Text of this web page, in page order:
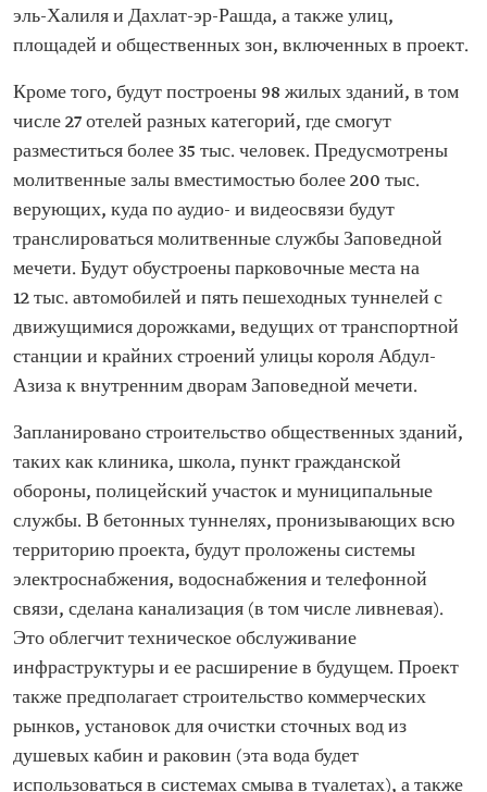
эль-Халиля и Дахлат-эр-Рашда, а также улиц,
площадей и общественных зон, включенных в проект.
Кроме того, будут построены 98 жилых зданий, в том
числе 27 отелей разных категорий, где смогут
разместиться более 35 тыс. человек. Предусмотрены
молитвенные залы вместимостью более 200 тыс.
верующих, куда по аудио- и видеосвязи будут
транслироваться молитвенные службы Заповедной
мечети. Будут обустроены парковочные места на
12 тыс. автомобилей и пять пешеходных туннелей с
движущимися дорожками, ведущих от транспортной
станции и крайних строений улицы короля Абдул-
Азиза к внутренним дворам Заповедной мечети.
Запланировано строительство общественных зданий,
таких как клиника, школа, пункт гражданской
обороны, полицейский участок и муниципальные
службы. В бетонных туннелях, пронизывающих всю
территорию проекта, будут проложены системы
электроснабжения, водоснабжения и телефонной
связи, сделана канализация (в том числе ливневая).
Это облегчит техническое обслуживание
инфраструктуры и ее расширение в будущем. Проект
также предполагает строительство коммерческих
рынков, установок для очистки сточных вод из
душевых кабин и раковин (эта вода будет
использоваться в системах смыва в туалетах), а также